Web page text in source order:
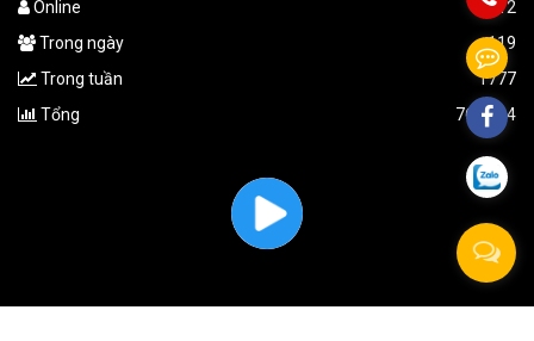
Online
12
Trong ngày
119
Trong tuần
1777
Tổng
763,464